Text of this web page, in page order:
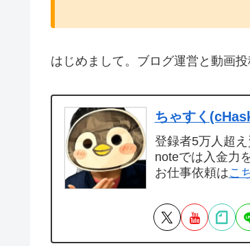
はじめまして。ブログ運営と動画
ちゃすく
登録者5万人超
noteでは入金力
お仕事依頼はこ